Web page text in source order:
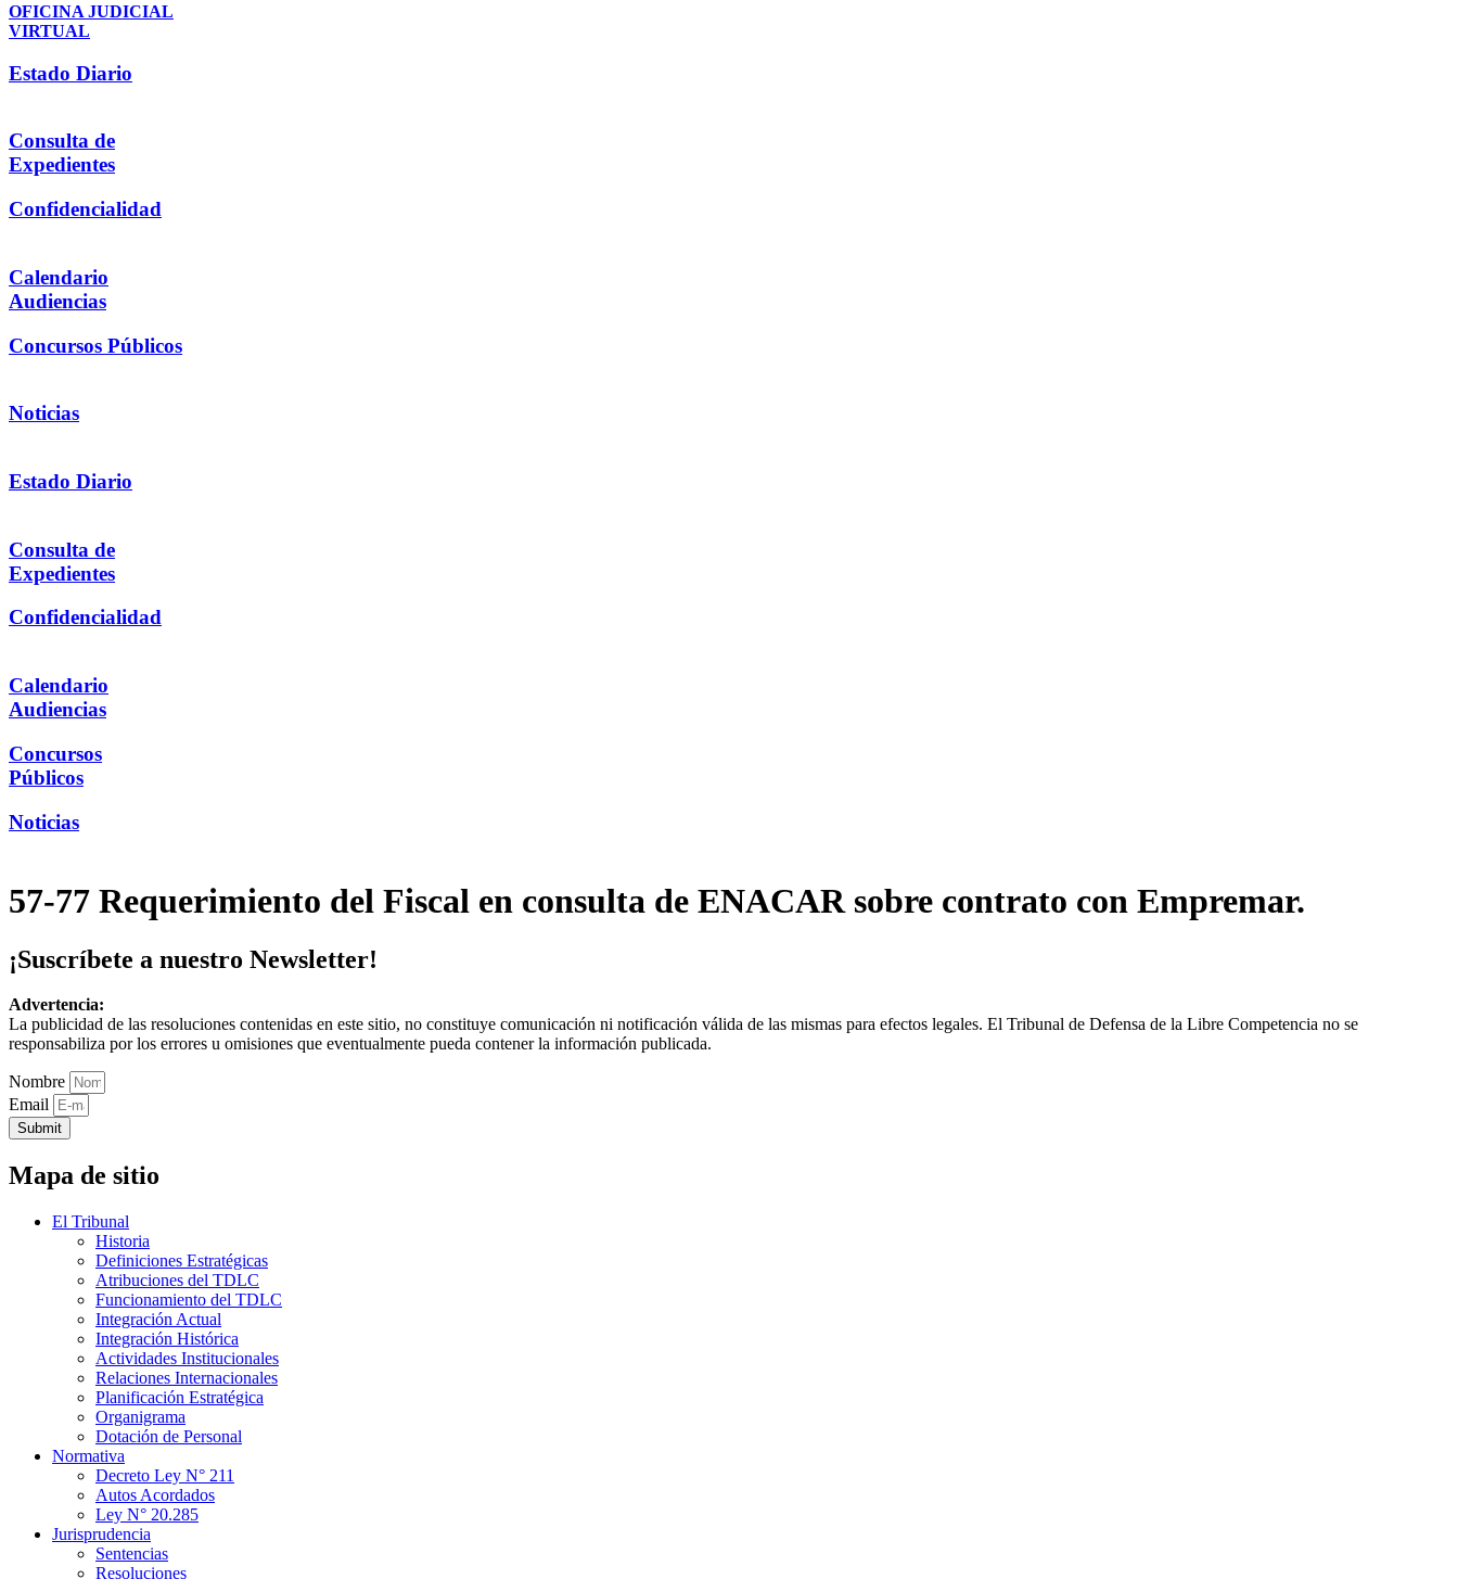
OFICINA JUDICIAL
VIRTUAL
Estado Diario
Consulta de
Expedientes
Confidencialidad
Calendario
Audiencias
Concursos Públicos
Noticias
Estado Diario
Consulta de
Expedientes
Confidencialidad
Calendario
Audiencias
Concursos
Públicos
Noticias
57-77 Requerimiento del Fiscal en consulta de ENACAR sobre contrato con Empremar.
¡Suscríbete a nuestro Newsletter!
Advertencia:
La publicidad de las resoluciones contenidas en este sitio, no constituye comunicación ni notificación válida de las mismas para efectos legales. El Tribunal de Defensa de la Libre Competencia no se
responsabiliza por los errores u omisiones que eventualmente pueda contener la información publicada.
Nombre
Email
Submit
Mapa de sitio
El Tribunal
Historia
Definiciones Estratégicas
Atribuciones del TDLC
Funcionamiento del TDLC
Integración Actual
Integración Histórica
Actividades Institucionales
Relaciones Internacionales
Planificación Estratégica
Organigrama
Dotación de Personal
Normativa
Decreto Ley N° 211
Autos Acordados
Ley N° 20.285
Jurisprudencia
Sentencias
Resoluciones